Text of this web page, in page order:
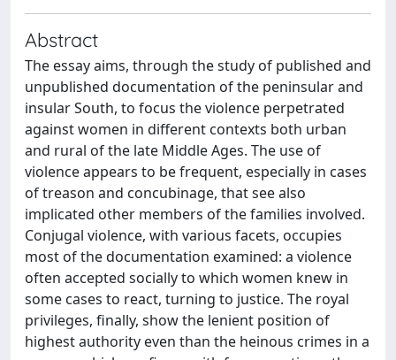
Abstract
The essay aims, through the study of published and
unpublished documentation of the peninsular and
insular South, to focus the violence perpetrated
against women in different contexts both urban
and rural of the late Middle Ages. The use of
violence appears to be frequent, especially in cases
of treason and concubinage, that see also
implicated other members of the families involved.
Conjugal violence, with various facets, occupies
most of the documentation examined: a violence
often accepted socially to which women knew in
some cases to react, turning to justice. The royal
privileges, finally, show the lenient position of
highest authority even than the heinous crimes in a